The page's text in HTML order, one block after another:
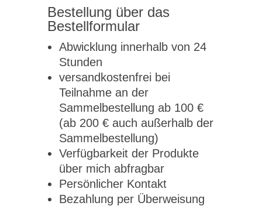
Bestellung über das
Bestellformular
Abwicklung innerhalb von 24
Stunden
versandkostenfrei bei
Teilnahme an der
Sammelbestellung ab 100 €
(ab 200 € auch außerhalb der
Sammelbestellung)
Verfügbarkeit der Produkte
über mich abfragbar
Persönlicher Kontakt
Bezahlung per Überweisung